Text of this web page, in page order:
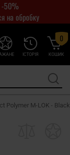
50%
на обробку
ІСТОРІЯ КОШИК
0
Polymer M-LOK - Black